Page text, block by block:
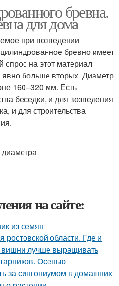
бревна.
для дома
при возведении
бревно имеет
на этот материал
явно больше вторых. Диаметр
160–320 мм. Есть
беседки, и для возведения
и для строительства
на сайте:
из семян
области. Где и
вишни лучше выращивать
Осенью
за сингониумом в домашних